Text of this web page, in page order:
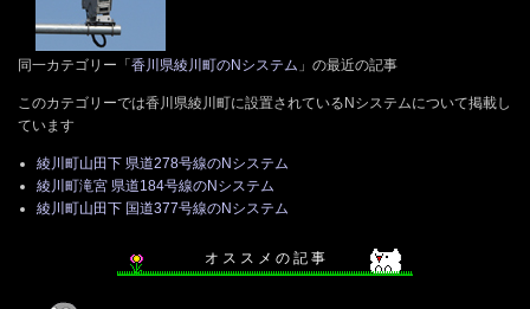
同一カテゴリー「 香川県綾川町のNシステム 」の最近の記事
このカテゴリーでは香川県綾川町に設置されているNシステムについて掲載し
ています
綾川町山田下 県道278号線のNシステム
綾川町滝宮 県道184号線のNシステム
綾川町山田下 国道377号線のNシステム
オ ス ス メ の 記 事